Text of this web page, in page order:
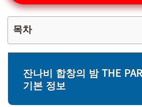
목차
잔나비 합창의 밤 THE
기본 정보